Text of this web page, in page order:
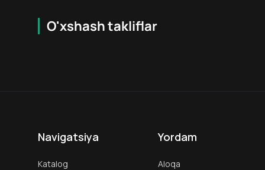
O'xshash takliflar
Navigatsiya
Katalog
Yordam
Aloqa